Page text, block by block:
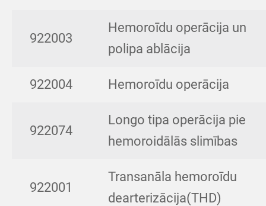
922003
Hemoroīdu operācija un
polipa ablācija
922004 Hemoroīdu operācija
922074
Longo tipa operācija pie
hemoroidālās slimības
922001
Transanāla hemoroīdu
dearterizācija(THD)